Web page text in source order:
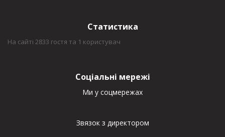
Статистика
На сайті 2833 гостя та 1 користувач
Соціальні мережі
Ми у соцмережах
Звязок з директором